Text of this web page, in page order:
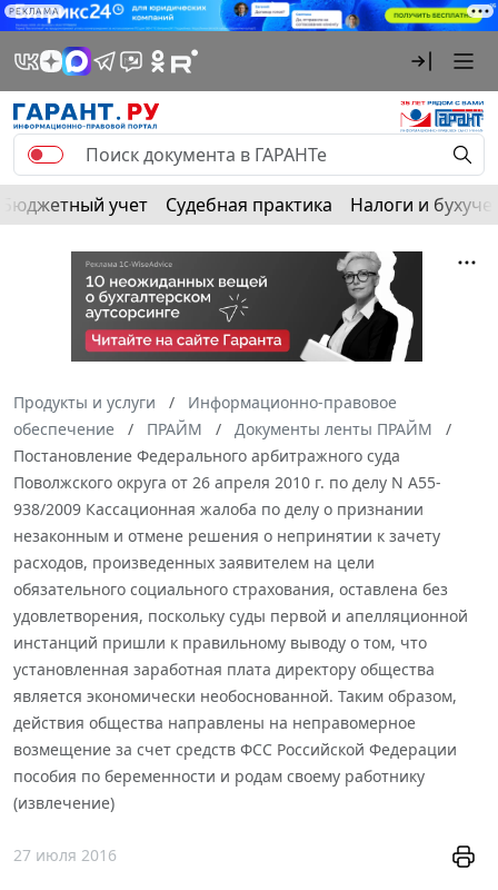
РЕКЛАМА
Бюджетный учет Судебная практика Налоги и
Продукты и услуги
Информационно-правовое
обеспечение
ПРАЙМ
Документы ленты ПРАЙМ
Постановление Федерального арбитражного суда
Поволжского округа от 26 апреля 2010 г. по делу N А55-
938/2009 Кассационная жалоба по делу о признании
незаконным и отмене решения о непринятии к зачету
расходов, произведенных заявителем на цели
обязательного социального страхования, оставлена без
удовлетворения, поскольку суды первой и апелляционной
инстанций пришли к правильному выводу о том, что
установленная заработная плата директору общества
является экономически необоснованной. Таким образом,
действия общества направлены на неправомерное
возмещение за счет средств ФСС Российской Федерации
пособия по беременности и родам своему работнику
(извлечение)
27 июля 2016